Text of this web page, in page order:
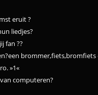
eruit ?
liedjes?
fan ??
»1«
computeren?